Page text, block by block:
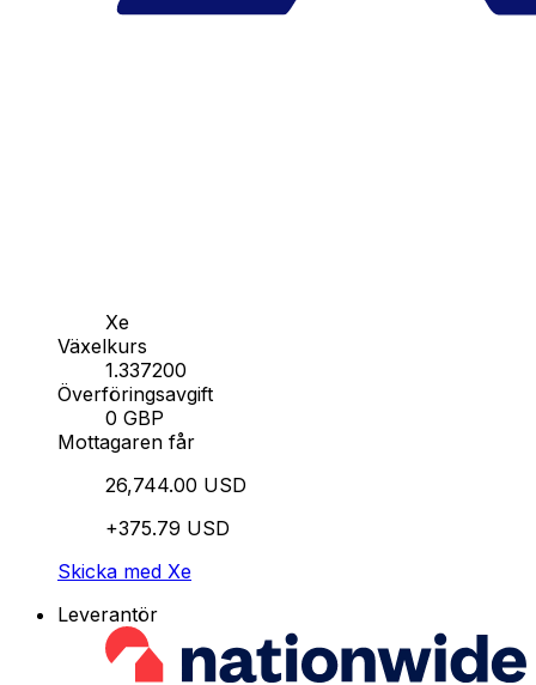
Xe
Växelkurs
1.337200
Överföringsavgift
0 GBP
Mottagaren får
26,744.00 USD
+375.79 USD
Skicka med Xe
Leverantör